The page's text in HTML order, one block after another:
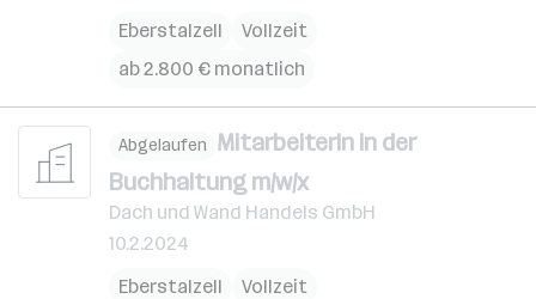
Eberstalzell
Vollzeit
ab 2.800 € monatlich
Abgelaufen MitarbeiterIn in der
Buchhaltung m/w/x
Dach und Wand Handels GmbH
10.2.2024
Eberstalzell
Vollzeit